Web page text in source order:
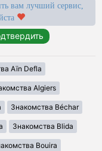
вам лучший сервис,
Aïn Defla
Algiers
Знакомства Béchar
Знакомства Blida
Bouira